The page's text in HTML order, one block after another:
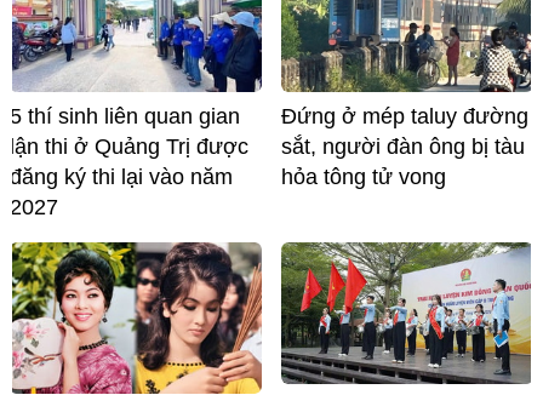
5 thí sinh liên quan gian
lận thi ở Quảng Trị được
đăng ký thi lại vào năm
2027
Đứng ở mép taluy đường
sắt, người đàn ông bị tàu
hỏa tông tử vong